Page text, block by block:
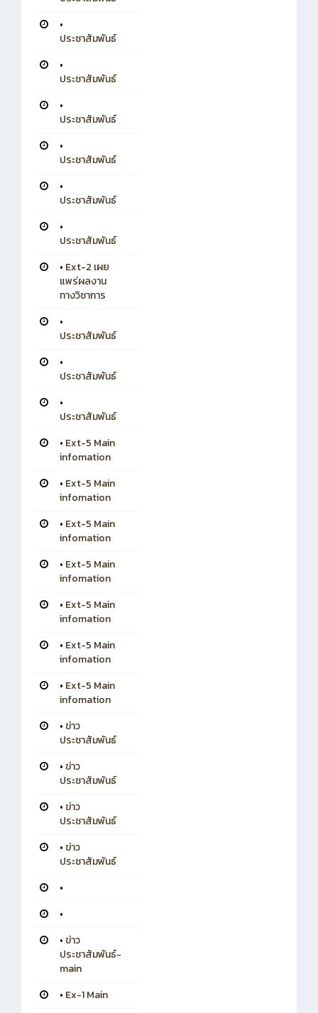
•
ประชาสัมพันธ์
•
ประชาสัมพันธ์
•
ประชาสัมพันธ์
•
ประชาสัมพันธ์
•
ประชาสัมพันธ์
•
ประชาสัมพันธ์
• Ext-2 เผย
แพร่ผลงาน
ทางวิชาการ
•
ประชาสัมพันธ์
•
ประชาสัมพันธ์
•
ประชาสัมพันธ์
• Ext-5 Main
infomation
• Ext-5 Main
infomation
• Ext-5 Main
infomation
• Ext-5 Main
infomation
• Ext-5 Main
infomation
• Ext-5 Main
infomation
• Ext-5 Main
infomation
• ข่าว
ประชาสัมพันธ์
• ข่าว
ประชาสัมพันธ์
• ข่าว
ประชาสัมพันธ์
• ข่าว
ประชาสัมพันธ์
•
•
• ข่าว
ประชาสัมพันธ์-
main
• Ex-1 Main